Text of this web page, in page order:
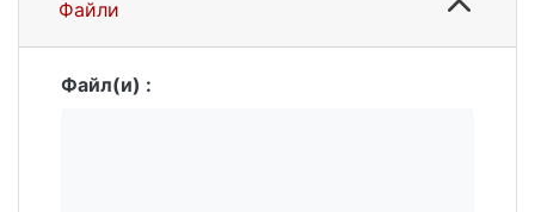
Файли
Файл(и) :